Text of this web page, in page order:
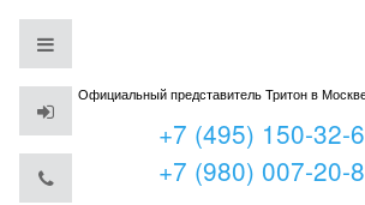
Официальный представитель Тритон в
+7 (495) 150-32-
+7 (980) 007-20-